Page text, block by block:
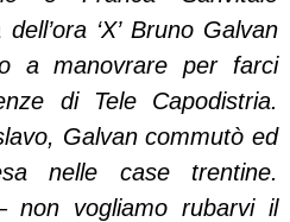
‘X’ Bruno Galvan
a manovrare per farci
di Tele Capodistria.
Galvan commutò ed
nelle case trentine.
non vogliamo rubarvi il